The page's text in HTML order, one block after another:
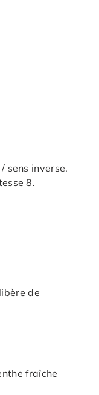
sens inverse.
8.
de
fraîche